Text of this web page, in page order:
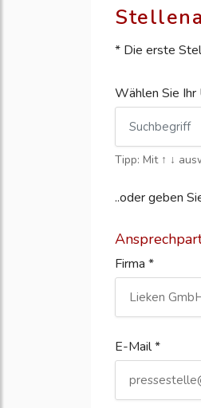
* Die erste
Wählen Sie Ihr
Tipp: Mit ↑ ↓
..oder geben
Firma *
E-Mail *